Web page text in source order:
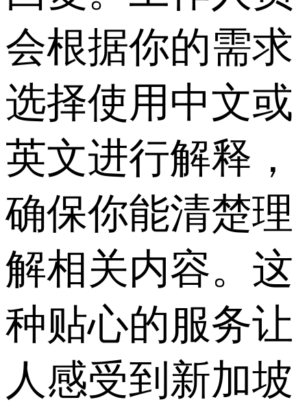
会根据你的需求
选择使用中文或
英文进行解释，
确保你能清楚理
解相关内容。这
种贴心的服务让
人感受到新加坡